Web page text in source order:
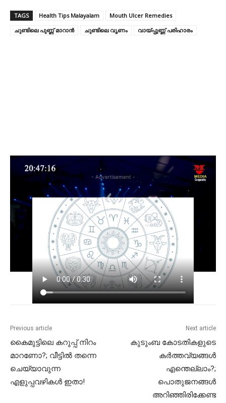
d
i
TAGS Health Tips Malayalam
Mouth Ulcer Remedies
ചുണ്ടിലെ പുണ്ണ് മാറാൻ
ചുണ്ടിലെ വൃണം വായ്പ്പുണ്ണ് പരിഹാരം
- Advertisement -
Previous article
കൈമുട്ടിലെ കറുപ്പ് നിറം
മാറണോ?; വീട്ടിൽ തന്നെ
ചെയ്യാവുന്ന
എളുപ്പവഴികൾ ഇതാ!
Next article
കുടുംബ കോടതികളുടെ
കർത്തവ്യങ്ങൾ
എന്തെല്ലാം?;
പൊതുജനങ്ങൾ
അറിഞ്ഞിരിക്കേണ്ട